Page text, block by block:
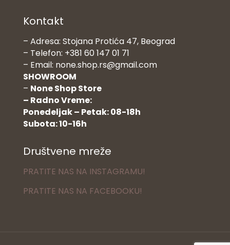
Kontakt
– Adresa: Stojana Protića 47, Beograd
– Telefon: +381 60 147 01 71
– Email: none.shop.rs@gmail.com
SHOWROOM
– None Shop Store
– Radno Vreme:
Ponedeljak – Petak: 08-18h
Subota: 10-16h
Društvene mreže
PRATITE NAS NA INSTAGRAMU!
PRATITE NAS NA FACEBOOKU!